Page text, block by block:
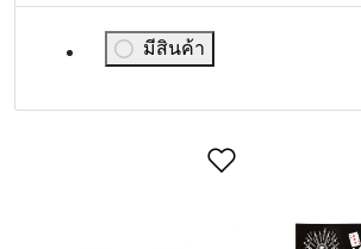
มีสินค้า
กรองผลลัพธ์โดย Availability: มี
เพิ่มในราย